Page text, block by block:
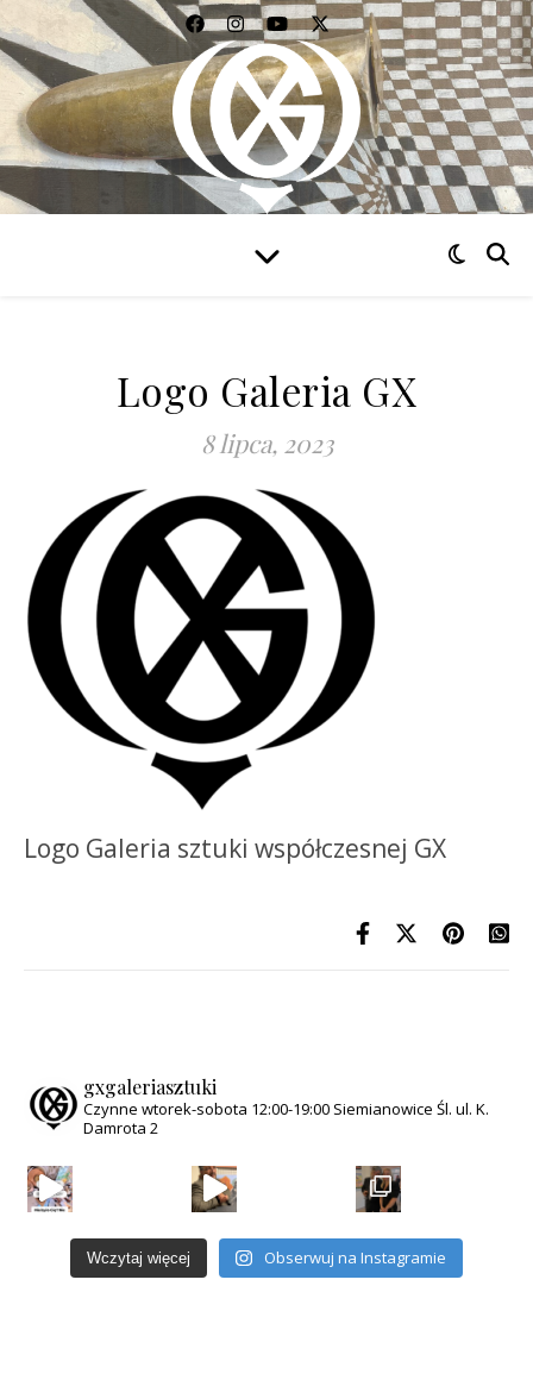
WIDZIEĆ WSZYSTKO
Logo Galeria GX
8 lipca, 2023
Logo Galeria sztuki współczesnej GX
gxgaleriasztuki
Czynne wtorek-sobota 12:00-19:00 Siemianowice Śl. ul. K.
Damrota 2
Wczytaj więcej Obserwuj na Instagramie